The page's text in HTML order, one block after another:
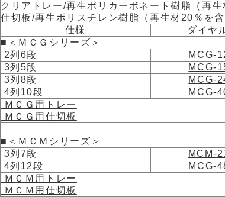
クリアトレー/再生ポリカーボネート樹脂（再生
仕切板/再生ポリスチレン樹脂（再生材20％を含
仕様 ダイヤ
■＜ＭＣＧシリーズ＞
2列6段
MCG-
3列5段
MCG-
3列8段
MCG-
4列10段
MCG-
ＭＣＧ用トレー
ＭＣＧ用仕切板
■＜ＭＣＭシリーズ＞
3列7段
MCM-
4列12段
MCG-
ＭＣＭ用トレー
ＭＣＭ用仕切板